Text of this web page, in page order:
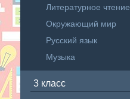
Литературное чтение
Окружающий мир
Русский язык
Музыка
3 класс